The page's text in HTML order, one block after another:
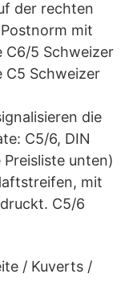
der rechten
mit
C6/5 Schweizer
C5 Schweizer
die
C5/6, DIN
unten)
mit
C5/6
/ Kuverts /